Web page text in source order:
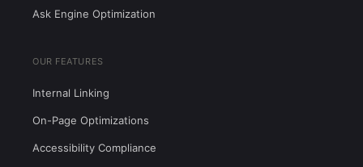
Ask Engine Optimization
OUR FEATURES
Internal Linking
On-Page Optimizations
Accessibility Compliance